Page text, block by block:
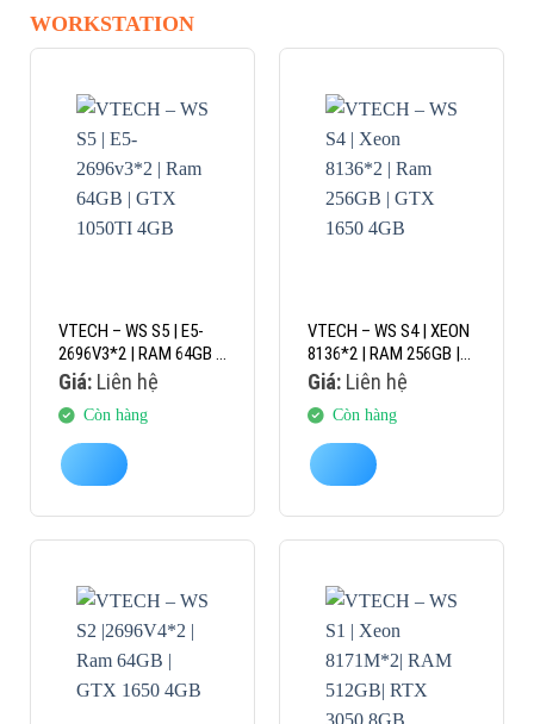
WORKSTATION
VTECH – WS S5 | E5-
2696V3*2 | RAM 64GB |
GTX 1050TI 4GB
Giá:Liên hệ
Còn hàng
VTECH – WS S4 | XEON
8136*2 | RAM 256GB |
GTX 1650 4GB
Giá:Liên hệ
Còn hàng